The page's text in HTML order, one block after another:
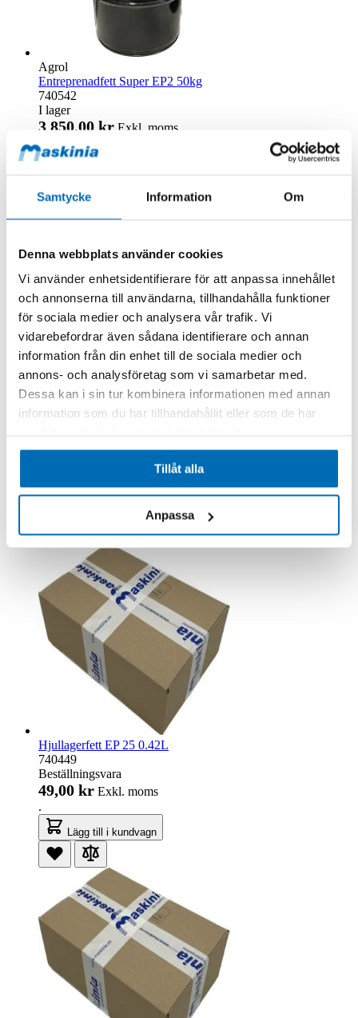
Samtycke Information Om
Denna webbplats använder cookies
Vi använder enhetsidentifierare för att anpassa innehållet
och annonserna till användarna, tillhandahålla funktioner
för sociala medier och analysera vår trafik. Vi
vidarebefordrar även sådana identifierare och annan
information från din enhet till de sociala medier och
annons- och analysföretag som vi samarbetar med.
Dessa kan i sin tur kombinera informationen med annan
information som du har tillhandahållit eller som de har
Tillåt alla
Anpassa
Agrol
Entreprenadfett Super EP2 50kg
740542
I lager
3 850,00 kr Exkl. moms
.
Kamasa
Fettspruta HD400
I lager
Exkl. moms
Hjullagerfett EP 25 0.42L
740449
Beställningsvara
49,00 kr Exkl. moms
.
Lägg till i kundvagn